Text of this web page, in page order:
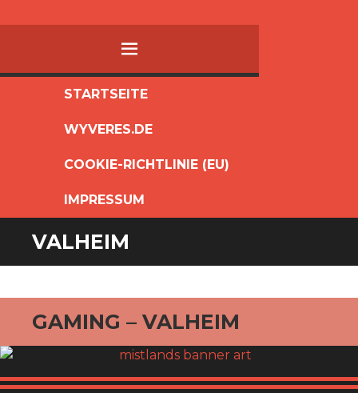
MENÜ
SPRINGEN
STARTSEITE
WYVERES.DE
COOKIE-RICHTLINIE (EU)
IMPRESSUM
VALHEIM
GAMING – VALHEIM